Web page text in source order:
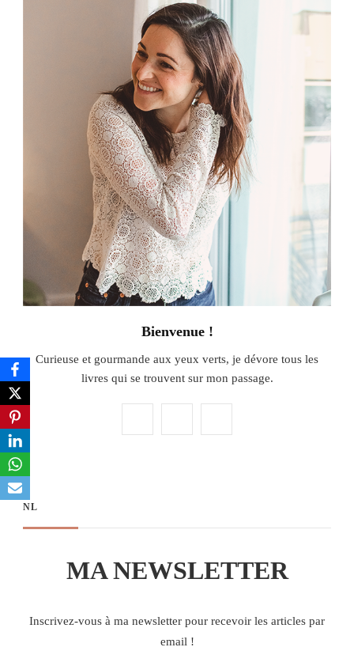
Bienvenue !
Curieuse et gourmande aux yeux verts, je dévore tous les
livres qui se trouvent sur mon passage.
NL
MA NEWSLETTER
Inscrivez-vous à ma newsletter pour recevoir les articles par
email !